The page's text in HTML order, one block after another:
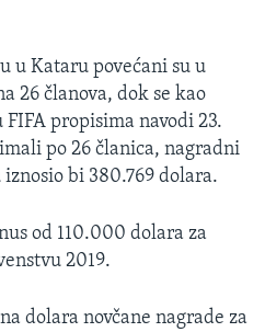
u Kataru povećani su u
26 članova, dok se kao
propisima navodi 23.
po 26 članica, nagradni
bi 380.769 dolara.
od 110.000 dolara za
2019.
dolara novčane nagrade za